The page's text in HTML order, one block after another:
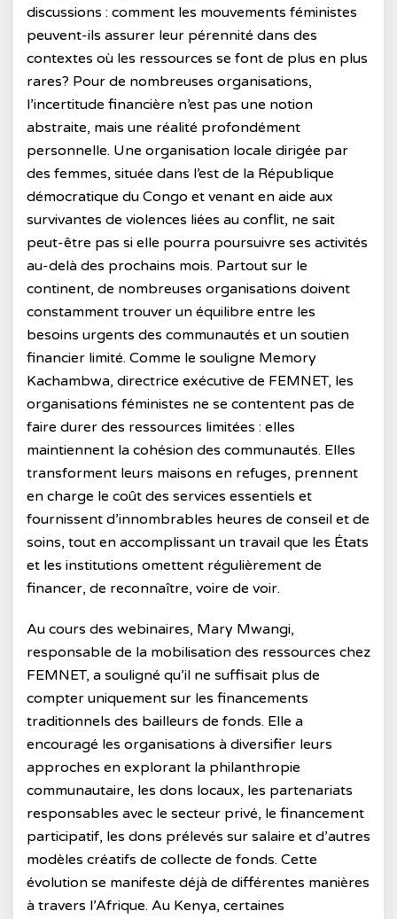
discussions : comment les mouvements féministes
peuvent-ils assurer leur pérennité dans des
contextes où les ressources se font de plus en plus
rares? Pour de nombreuses organisations,
l’incertitude financière n’est pas une notion
abstraite, mais une réalité profondément
personnelle. Une organisation locale dirigée par
des femmes, située dans l’est de la République
démocratique du Congo et venant en aide aux
survivantes de violences liées au conflit, ne sait
peut-être pas si elle pourra poursuivre ses activités
au-delà des prochains mois. Partout sur le
continent, de nombreuses organisations doivent
constamment trouver un équilibre entre les
besoins urgents des communautés et un soutien
financier limité. Comme le souligne Memory
Kachambwa, directrice exécutive de FEMNET, les
organisations féministes ne se contentent pas de
faire durer des ressources limitées : elles
maintiennent la cohésion des communautés. Elles
transforment leurs maisons en refuges, prennent
en charge le coût des services essentiels et
fournissent d’innombrables heures de conseil et de
soins, tout en accomplissant un travail que les États
et les institutions omettent régulièrement de
financer, de reconnaître, voire de voir.
Au cours des webinaires, Mary Mwangi,
responsable de la mobilisation des ressources chez
FEMNET, a souligné qu’il ne suffisait plus de
compter uniquement sur les financements
traditionnels des bailleurs de fonds. Elle a
encouragé les organisations à diversifier leurs
approches en explorant la philanthropie
communautaire, les dons locaux, les partenariats
responsables avec le secteur privé, le financement
participatif, les dons prélevés sur salaire et d’autres
modèles créatifs de collecte de fonds. Cette
évolution se manifeste déjà de différentes manières
à travers l’Afrique. Au Kenya, certaines